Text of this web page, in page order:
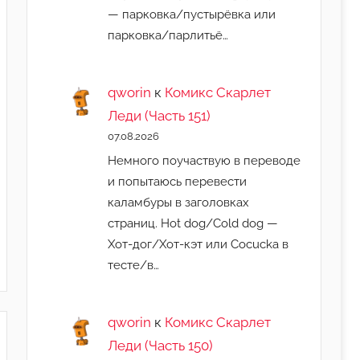
— парковка/пустырёвка или
парковка/парлитьё…
qworin к Комикс Скарлет
Леди (Часть 151)
07.08.2026
Немного поучаствую в переводе
и попытаюсь перевести
каламбуры в заголовках
страниц. Hot dog/Cold dog —
Хот-дог/Хот-кэт или Cocucka в
тесте/в…
qworin к Комикс Скарлет
Леди (Часть 150)